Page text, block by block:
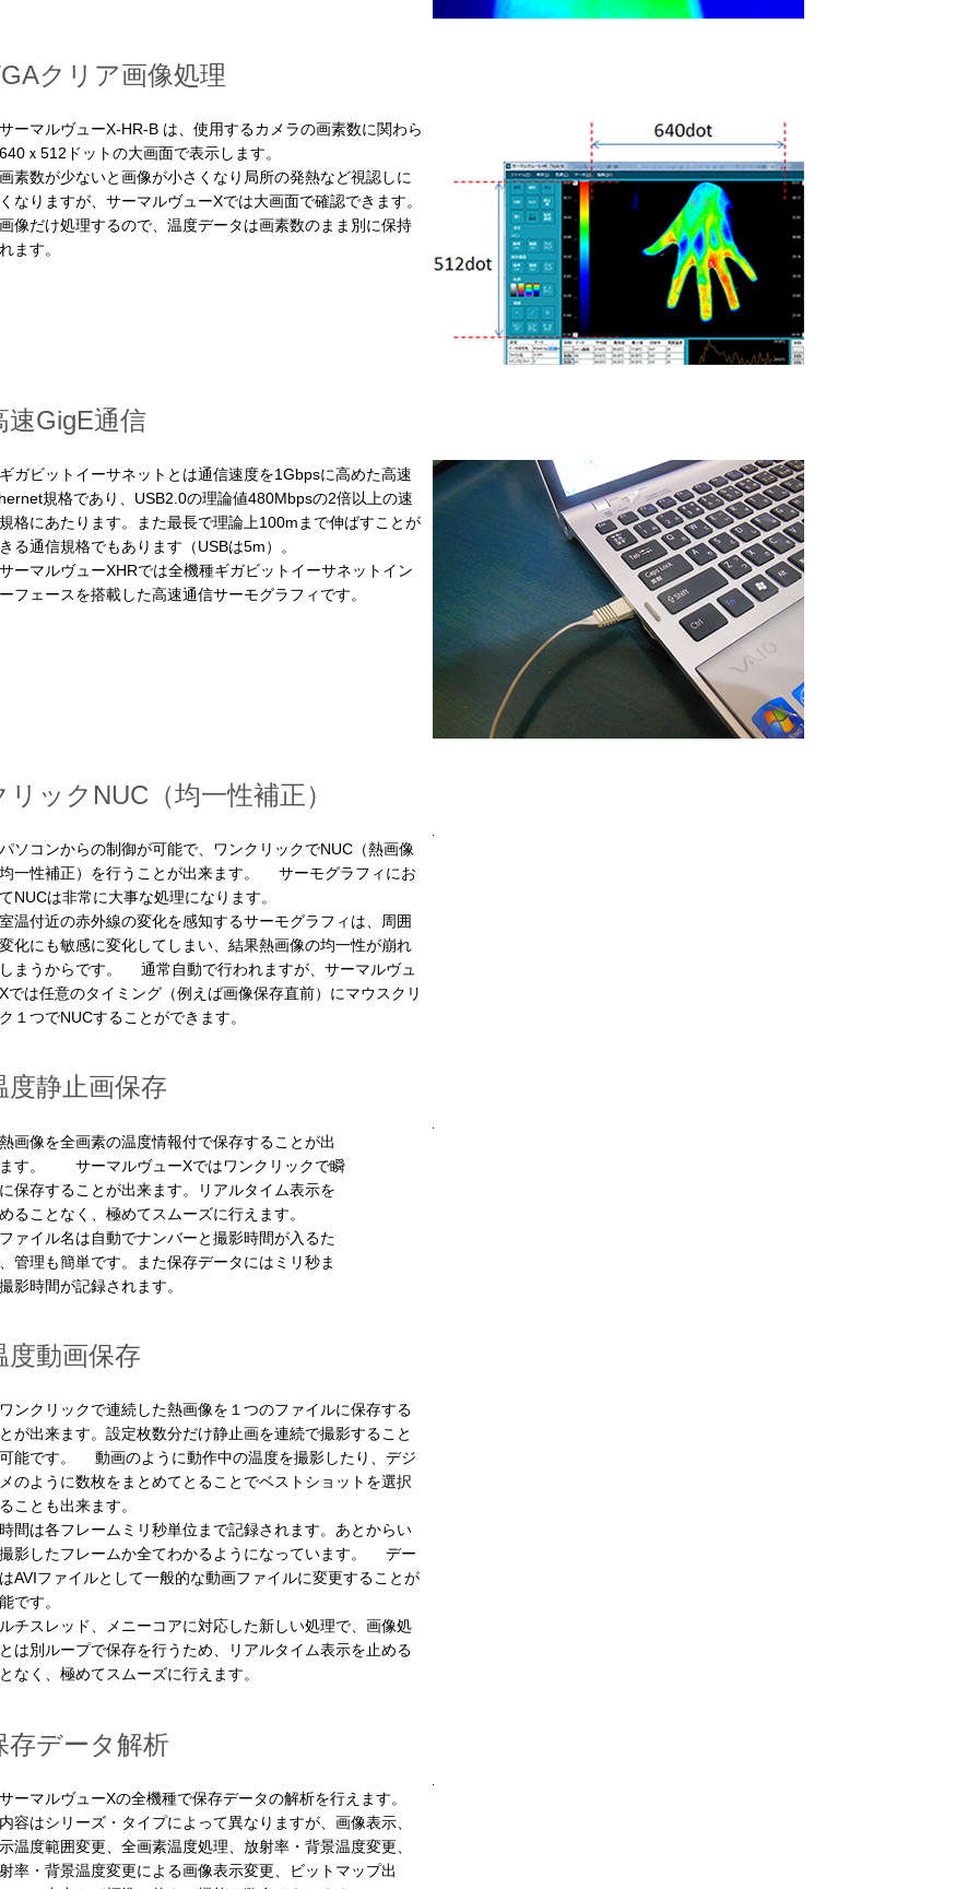
クリア画像処理
ーマルヴューX-HR-B は、使用するカメラの画素数に関わら
ｘ512ドットの大画面で表示します。
素数が少ないと画像が小さくなり局所の発熱など視認しに
なりますが、サーマルヴューXでは大画面で確認できます。
像だけ処理するので、温度データは画素数のまま別に保持
ます。
速GigE通信
ガビットイーサネットとは通信速度を1Gbpsに高めた高速
規格であり、USB2.0の理論値480Mbpsの2倍以上の速
格にあたります。また最長で理論上100mまで伸ばすことが
る通信規格でもあります（USBは5m）。
ーマルヴューXHRでは全機種ギガビットイーサネットイン
フェースを搭載した高速通信サーモグラフィです。
リックNUC（均一性補正）
ソコンからの制御が可能で、ワンクリックでNUC（熱画像
一性補正）を行うことが出来ます。 サーモグラフィにお
NUCは非常に大事な処理になります。
温付近の赤外線の変化を感知するサーモグラフィは、周囲
化にも敏感に変化してしまい、結果熱画像の均一性が崩れ
まうからです。 通常自動で行われますが、サーマルヴュ
では任意のタイミング（例えば画像保存直前）にマウスクリ
１つでNUCすることができます。
度静止画保存
画像を全画素の温度情報付で保存することが出
す。 サーマルヴューXではワンクリックで瞬
保存することが出来ます。リアルタイム表示を
ることなく、極めてスムーズに行えます。
ァイル名は自動でナンバーと撮影時間が入るた
管理も簡単です。また保存データにはミリ秒ま
影時間が記録されます。
度動画保存
ンクリックで連続した熱画像を１つのファイルに保存する
が出来ます。設定枚数分だけ静止画を連続で撮影すること
能です。 動画のように動作中の温度を撮影したり、デジ
のように数枚をまとめてとることでベストショットを選択
ことも出来ます。
間は各フレームミリ秒単位まで記録されます。あとからい
影したフレームか全てわかるようになっています。 デー
AVIファイルとして一般的な動画ファイルに変更することが
です。
チスレッド、メニーコアに対応した新しい処理で、画像処
は別ループで保存を行うため、リアルタイム表示を止める
なく、極めてスムーズに行えます。
存データ解析
ーマルヴューXの全機種で保存データの解析を行えます。
容はシリーズ・タイプによって異なりますが、画像表示、
温度範囲変更、全画素温度処理、放射率・背景温度変更、
率・背景温度変更による画像表示変更、ビットマップ出